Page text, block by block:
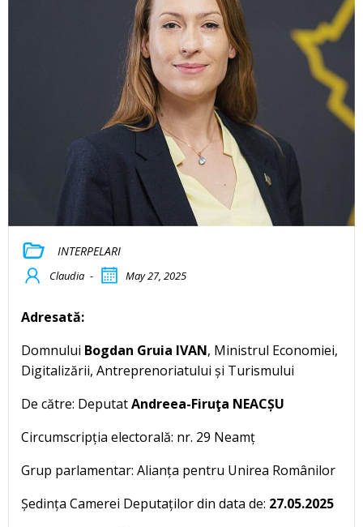
INTERPELARI
Claudia - May 27, 2025
Adresată:
Domnului Bogdan Gruia IVAN, Ministrul Economiei,
Digitalizării, Antreprenoriatului și Turismului
De către: DeputatAndreea-Firuţa NEACȘU
Circumscripția electorală: nr. 29 Neamț
Grup parlamentar: Alianța pentru Unirea Românilor
Ședința Camerei Deputaților din data de: 27.05.2025